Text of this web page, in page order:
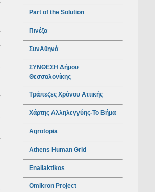
Part of the Solution
Πινέζα
ΣυνΑθηνά
ΣΥΝΘΕΣΗ Δήμου
Θεσσαλονίκης
Τράπεζες Χρόνου Αττικής
Χάρτης Αλληλεγγύης-Το Βήμα
Agrotopia
Athens Human Grid
Enallaktikos
Omikron Project